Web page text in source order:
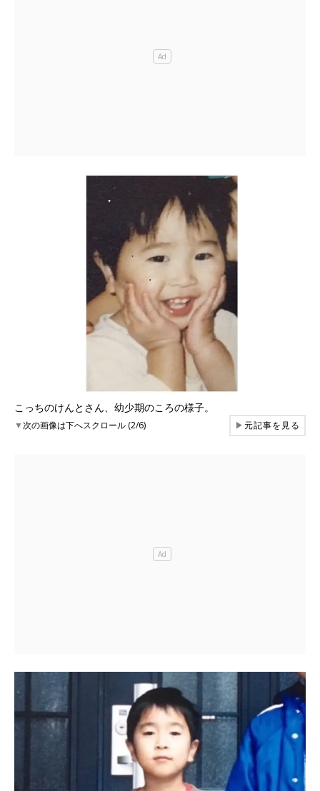
こっちのけんとさん、幼少期のころの様子。
▼次の画像は下へスクロール (2/6) ▶元記事を見る